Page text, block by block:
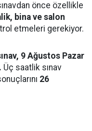
önce özellikle
bina ve salon
etmeleri gerekiyor.
9 Ağustos Pazar
Üç saatlik sınav
26